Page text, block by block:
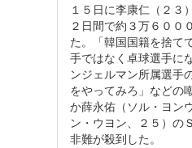
１５日に李康仁（２３
２日間で約３万６００
た。「韓国国籍を捨て
手ではなく卓球選手に
ンジェルマン所属選手
をやってみろ」などの
か薛永佑（ソル・ヨン
ン・ウヨン、２５）の
非難が殺到した。